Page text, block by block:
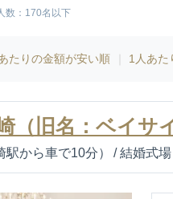
数：170名以下
たりの金額が安い順 1人あた
（旧名：ベイサ
から車で10分） / 結婚式場